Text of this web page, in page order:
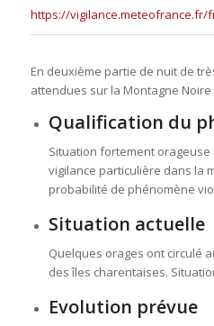
https://vigilance.meteofrance.fr/
En deuxième partie de nuit de
attendues sur la Montagne Noire
Qualification du
Situation fortement orageuse
vigilance particulière dans la
probabilité de phénomène
Situation actuelle
Quelques orages ont circulé
des îles charentaises.
Evolution prévue